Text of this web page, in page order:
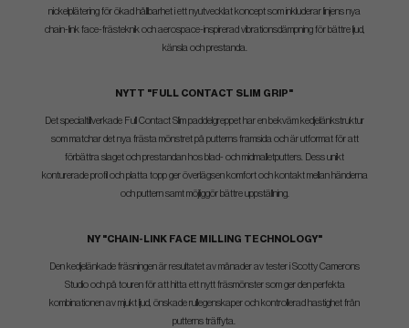
nickelplätering för ökad hållbarhet i ett nyutvecklat koncept som inkluderar linjens nya
chain-link face-frästeknik och aerospace-inspirerad vibrationsdämpning för bättre ljud,
känsla och prestanda.
NYTT "FULL CONTACT SLIM GRIP"
Det specialtillverkade Full Contact Slim paddelgreppet har en bekväm kedjelänkstruktur
som matchar det nya frästa mönstret på putterns framsida och är utformat för att
förbättra slaget och prestandan hos blad- och midmalletputters. Dess unikt
konturerade profil och platta topp ger överlägsen komfort och kontakt mellan händerna
och puttern samt möjliggör bättre uppställning.
NY "CHAIN-LINK FACE MILLING TECHNOLOGY"
Den kedjelänkade fräsningen är resultatet av månader av tester i Scotty Camerons
Studio och på touren för att hitta ett nytt fräsmönster som ger den perfekta
kombinationen av mjukt ljud, önskade rullegenskaper och kontrollerad hastighet från
putterns träffyta.